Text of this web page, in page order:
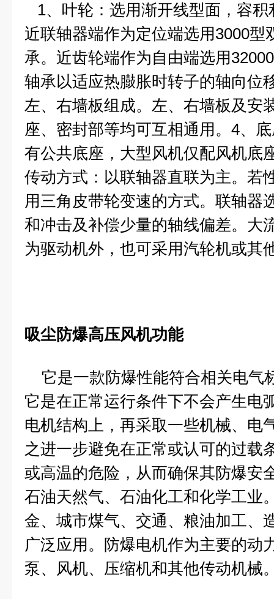
1、叶轮：选用渐开线型面，容积
近联轴器端作为定位端选用3000型
承。近齿轮端作为自由端选用
轴承以适应热臌胀时转子的轴向位
左、右墙板组成。左、右墙板及安
座、密封部等均可互相通用。4、
有公共底座，大型风机仅配风机底
传动方式：以联轴器直联为主。若
用三角皮带轮变速的方式。联轴器
和冲击及补偿少量的轴线偏差。大
为驱动机外，也可采用汽轮机或其
吸尘防爆高压风机功能
它是一款防爆性能符合相关电气
它是在正常运行条件下不会产生电
电机结构上，再采取一些机械、电
之进一步避免在正常或认可的过载
或高温的危险，从而确保其防爆安
石油天然气、石油化工和化学工业
金、城市煤气、交通、粮油加工、
广泛应用。防爆电机作为主要的动
泵、风机、压缩机和其他传动机械